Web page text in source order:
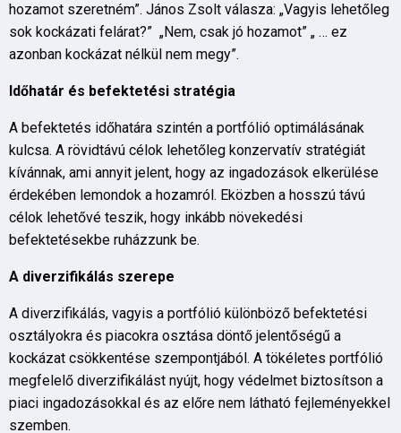
hozamot szeretném”. János Zsolt válasza: „Vagyis lehetőleg
sok kockázati felárat?” „Nem, csak jó hozamot” „ … ez
azonban kockázat nélkül nem megy”.
Időhatár és befektetési stratégia
A befektetés időhatára szintén a portfólió optimálásának
kulcsa. A rövidtávú célok lehetőleg konzervatív stratégiát
kívánnak, ami annyit jelent, hogy az ingadozások elkerülése
érdekében lemondok a hozamról. Eközben a hosszú távú
célok lehetővé teszik, hogy inkább növekedési
befektetésekbe ruházzunk be.
A diverzifikálás szerepe
A diverzifikálás, vagyis a portfólió különböző befektetési
osztályokra és piacokra osztása döntő jelentőségű a
kockázat csökkentése szempontjából. A tökéletes portfólió
megfelelő diverzifikálást nyújt, hogy védelmet biztosítson a
piaci ingadozásokkal és az előre nem látható fejleményekkel
szemben.